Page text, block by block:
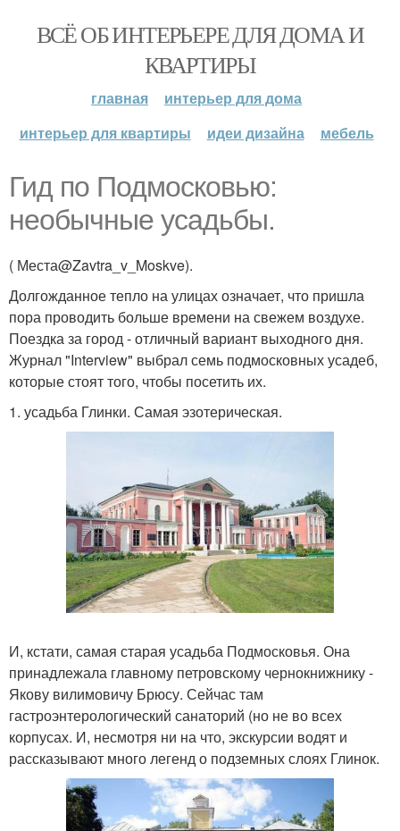
ВСЁ ОБ ИНТЕРЬЕРЕ ДЛЯ ДОМА И
КВАРТИРЫ
главная
интерьер для дома
интерьер для квартиры
идеи дизайна мебель
Гид по Подмосковью:
необычные усадьбы.
( Места@Zavtra_v_Moskve).
Долгожданное тепло на улицах означает, что пришла
пора проводить больше времени на свежем воздухе.
Поездка за город - отличный вариант выходного дня.
Журнал "Interview" выбрал семь подмосковных усадеб,
которые стоят того, чтобы посетить их.
1. усадьба Глинки. Самая эзотерическая.
И, кстати, самая старая усадьба Подмосковья. Она
принадлежала главному петровскому чернокнижнику -
Якову вилимовичу Брюсу. Сейчас там
гастроэнтерологический санаторий (но не во всех
корпусах. И, несмотря ни на что, экскурсии водят и
рассказывают много легенд о подземных слоях Глинок.